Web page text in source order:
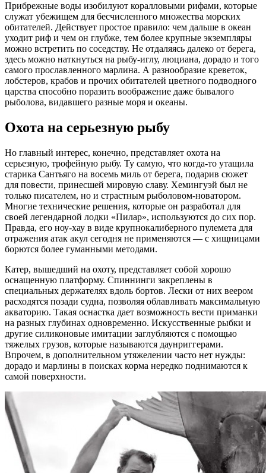
Прибрежные воды изобилуют коралловыми рифами, которые
служат убежищем для бесчисленного множества морских
обитателей. Действует простое правило: чем дальше в океан
уходит риф и чем он глубже, тем более крупные экземпляры
можно встретить по соседству. Не отдаляясь далеко от берега,
здесь можно наткнуться на рыбу-иглу, люциана, дорадо и того
самого прославленного марлина. А разнообразие креветок,
лобстеров, крабов и прочих обитателей цветного подводного
царства способно поразить воображение даже бывалого
рыболова, видавшего разные моря и океаны.
Охота на серьезную рыбу
Но главный интерес, конечно, представляет охота на
серьезную, трофейную рыбу. Ту самую, что когда-то утащила
старика Сантьяго на восемь миль от берега, подарив сюжет
для повести, принесшей мировую славу. Хемингуэй был не
только писателем, но и страстным рыболовом-новатором.
Многие технические решения, которые он разработал для
своей легендарной лодки «Пилар», используются до сих пор.
Правда, его ноу-хау в виде крупнокалиберного пулемета для
отражения атак акул сегодня не применяются — с хищницами
борются более гуманными методами.
Катер, вышедший на охоту, представляет собой хорошо
оснащенную платформу. Спиннинги закреплены в
специальных держателях вдоль бортов. Лески от них веером
расходятся позади судна, позволяя облавливать максимальную
акваторию. Такая оснастка дает возможность вести приманки
на разных глубинах одновременно. Искусственные рыбки и
другие силиконовые имитации заглубляются с помощью
тяжелых грузов, которые называются даунриггерами.
Впрочем, в дополнительном утяжелении часто нет нужды:
дорадо и марлины в поисках корма нередко поднимаются к
самой поверхности.